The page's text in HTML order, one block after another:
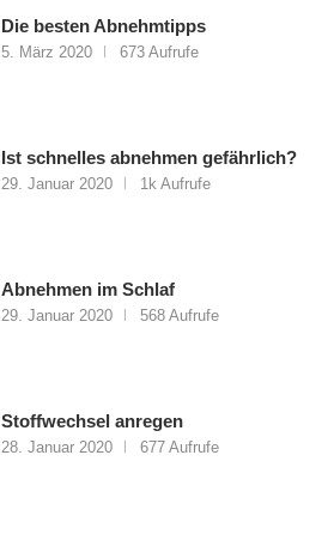
Die besten Abnehmtipps
5. März 2020 673 Aufrufe
Ist schnelles abnehmen gefährlich?
29. Januar 2020 1k Aufrufe
Abnehmen im Schlaf
29. Januar 2020 568 Aufrufe
Stoffwechsel anregen
28. Januar 2020 677 Aufrufe